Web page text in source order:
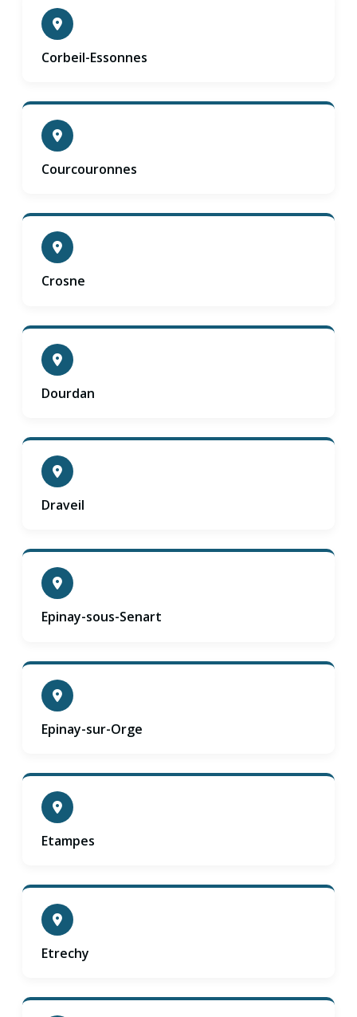
Corbeil-Essonnes
Courcouronnes
Crosne
Dourdan
Draveil
Epinay-sous-Senart
Epinay-sur-Orge
Etampes
Etrechy